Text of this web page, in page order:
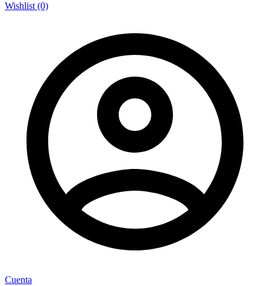
Wishlist (0)
Cuenta